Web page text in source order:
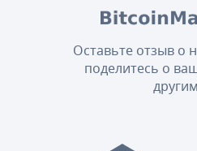
Оставьте отзыв о
поделитесь о